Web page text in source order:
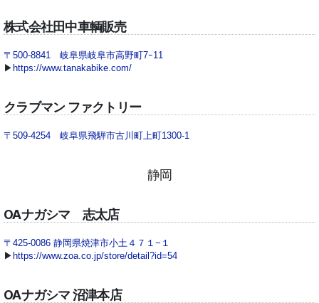
株式会社田中車輌販売
〒500-8841 岐阜県岐阜市高野町7ｰ11
▶ https://www.tanakabike.com/
クラブマン ファクトリー
〒509-4254 岐阜県飛騨市古川町上町1300-1
静岡
OAナガシマ 志太店
〒425-0086 静岡県焼津市小土４７１−１
▶ https://www.zoa.co.jp/store/detail?id=54
OAナガシマ 沼津本店